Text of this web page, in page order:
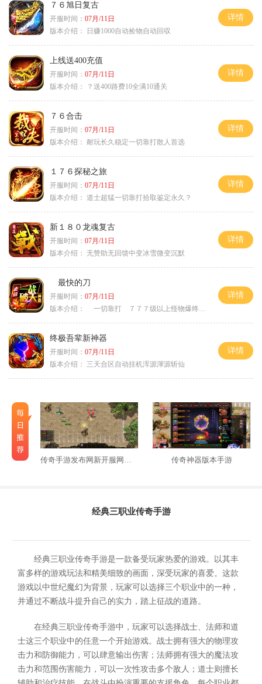
７６旭日复古
开服时间： 07月/11日
版本介绍：
日赚1000自动捡物自动回収
详情
上线送400充值
开服时间： 07月/11日
版本介绍：
？送400路费10全满10通关
详情
７６合击
开服时间： 07月/11日
版本介绍： 耐玩长久稳定一切靠打散人首选
详情
１７６探秘之旅
开服时间： 07月/11日
版本介绍： 道士超猛一切靠打拾取鉴定永久？
详情
新１８０龙魂复古
开服时间： 07月/11日
版本介绍： 无赞助无回馈中变冰雪微变沉默
详情
最快的刀
开服时间： 07月/11日
版本介绍：
一切靠打 ７７７级以上怪物爆终极
详情
终极吾辈新神器
开服时间： 07月/11日
版本介绍：
三天合区自动挂机浑源渾源斩仙
详情
传奇手游发布网新开服网站三端 传奇神器版本手游
经典三职业传奇手游
经典三职业传奇手游是一款备受玩家热爱的游戏。以其丰
富多样的游戏玩法和精美细致的画面，深受玩家的喜爱。这款
游戏以中世纪魔幻为背景，玩家可以选择三个职业中的一种，
并通过不断战斗提升自己的实力，踏上征战的道路。
在经典三职业传奇手游中，玩家可以选择战士、法师和道
士这三个职业中的任意一个开始游戏。战士拥有强大的物理攻
击力和防御能力，可以肆意输出伤害；法师拥有强大的魔法攻
击力和范围伤害能力，可以一次性攻击多个敌人；道士则擅长